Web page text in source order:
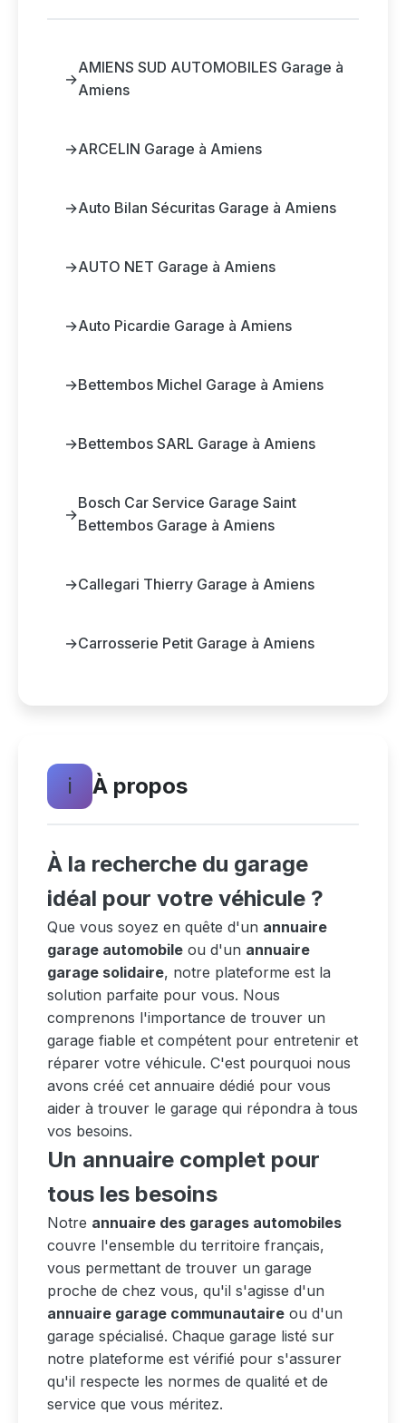
→
AMIENS SUD AUTOMOBILES Garage à
Amiens
→ARCELIN Garage à Amiens
→Auto Bilan Sécuritas Garage à Amiens
→AUTO NET Garage à Amiens
→Auto Picardie Garage à Amiens
→Bettembos Michel Garage à Amiens
→Bettembos SARL Garage à Amiens
→
Bosch Car Service Garage Saint
Bettembos Garage à Amiens
→Callegari Thierry Garage à Amiens
→Carrosserie Petit Garage à Amiens
ℹ️ À propos
À la recherche du garage
idéal pour votre véhicule ?
Que vous soyez en quête d'un annuaire
garage automobile ou d'un annuaire
garage solidaire, notre plateforme est la
solution parfaite pour vous. Nous
comprenons l'importance de trouver un
garage fiable et compétent pour entretenir et
réparer votre véhicule. C'est pourquoi nous
avons créé cet annuaire dédié pour vous
aider à trouver le garage qui répondra à tous
vos besoins.
Un annuaire complet pour
tous les besoins
Notre annuaire des garages automobiles
couvre l'ensemble du territoire français,
vous permettant de trouver un garage
proche de chez vous, qu'il s'agisse d'un
annuaire garage communautaire ou d'un
garage spécialisé. Chaque garage listé sur
notre plateforme est vérifié pour s'assurer
qu'il respecte les normes de qualité et de
service que vous méritez.